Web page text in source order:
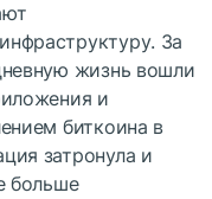
За
жизнь вошли
и
биткоина в
затронула и
больше